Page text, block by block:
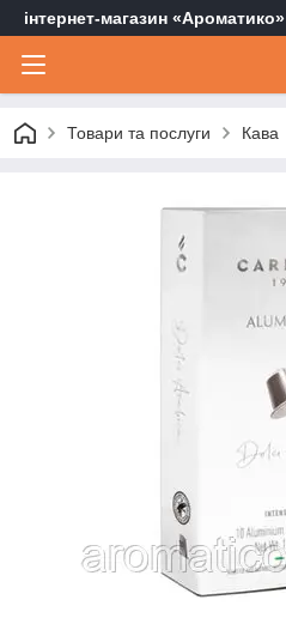
інтернет-магазин «Ароматико»
Товари та послуги Кава